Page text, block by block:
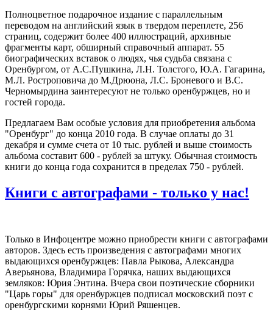
Полноцветное подарочное издание с параллельным
переводом на английский язык в твердом переплете, 256
страниц, содержит более 400 иллюстраций, архивные
фрагменты карт, обширный справочный аппарат. 55
биографических вставок о людях, чья судьба связана с
Оренбургом, от А.С.Пушкина, Л.Н. Толстого, Ю.А. Гагарина,
М.Л. Ростроповича до М.Дрюона, Л.С. Броневого и В.С.
Черномырдина заинтересуют не только оренбуржцев, но и
гостей города.
Предлагаем Вам особые условия для приобретения альбома
"Оренбург" до конца 2010 года. В случае оплаты до 31
декабря и сумме счета от 10 тыс. рублей и выше стоимость
альбома составит 600 - рублей за штуку. Обычная стоимость
книги до конца года сохранится в пределах 750 - рублей.
Книги с автографами - только у нас!
Только в Инфоцентре можно приобрести книги с автографами
авторов. Здесь есть произведения с автографами многих
выдающихся оренбуржцев: Павла Рыкова, Александра
Аверьянова, Владимира Горячка, наших выдающихся
земляков: Юрия Энтина. Вчера свои поэтические сборники
"Царь горы" для оренбуржцев подписал московский поэт с
оренбургскими корнями Юрий Ряшенцев.